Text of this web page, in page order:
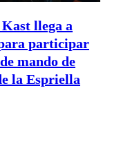
llega a
participar
mando de
la Espriella